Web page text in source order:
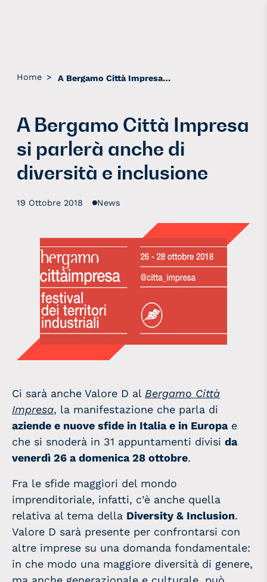
Home > A Bergamo Città Impresa si parlerà anche di diversità e inclusione
A Bergamo Città Impresa
si parlerà anche di
diversità e inclusione
19 Ottobre 2018 News
Ci sarà anche Valore D al Bergamo Città
Impresa, la manifestazione che parla di
aziende e nuove sfide in Italia e in Europae
che si snoderà in 31 appuntamenti divisi da
venerdì 26 a domenica 28 ottobre.
Fra le sfide maggiori del mondo
imprenditoriale, infatti, c’è anche quella
relativa al tema della Diversity & Inclusion.
Valore D sarà presente per confrontarsi con
altre imprese su una domanda fondamentale:
in che modo una maggiore diversità di genere,